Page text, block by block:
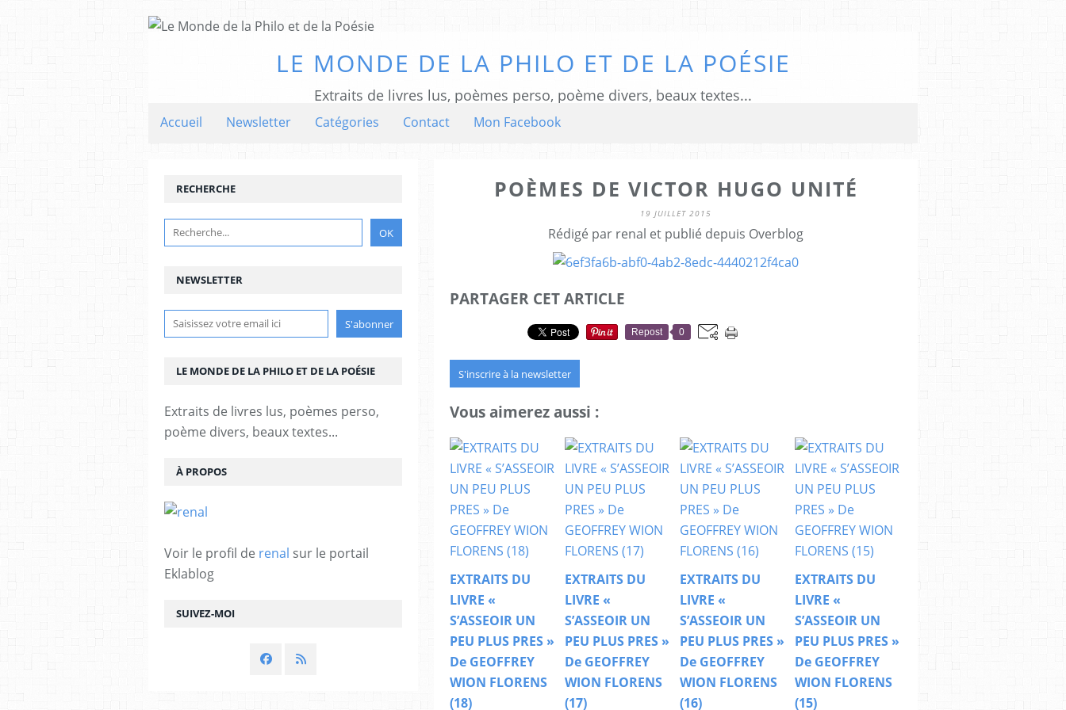
LE MONDE DE LA PHILO ET DE LA POÉSIE
Extraits de livres lus, poèmes perso, poème divers, beaux textes...
Accueil Newsletter Catégories Contact Mon Facebook
POÈMES DE VICTOR HUGO UNITÉ
19 JUILLET 2015
Rédigé par renal et publié depuis Overblog
PARTAGER CET ARTICLE
Repost 0
S'inscrire à la newsletter
Vous aimerez aussi :
EXTRAITS DU
LIVRE «
S’ASSEOIR UN
PEU PLUS PRES »
De GEOFFREY
WION FLORENS
(18)
EXTRAITS DU
LIVRE «
S’ASSEOIR UN
PEU PLUS PRES »
De GEOFFREY
WION FLORENS
(17)
EXTRAITS DU
LIVRE «
S’ASSEOIR UN
PEU PLUS PRES »
De GEOFFREY
WION FLORENS
(16)
EXTRAITS DU
LIVRE «
S’ASSEOIR UN
PEU PLUS PRES »
De GEOFFREY
WION FLORENS
(15)
NEWSLETTER
SUIVEZ-MOI
RECHERCHE
LE MONDE DE LA PHILO ET DE LA POÉSIE
Extraits de livres lus, poèmes perso,
poème divers, beaux textes...
À PROPOS
Voir le profil de renal sur le portail
Eklablog